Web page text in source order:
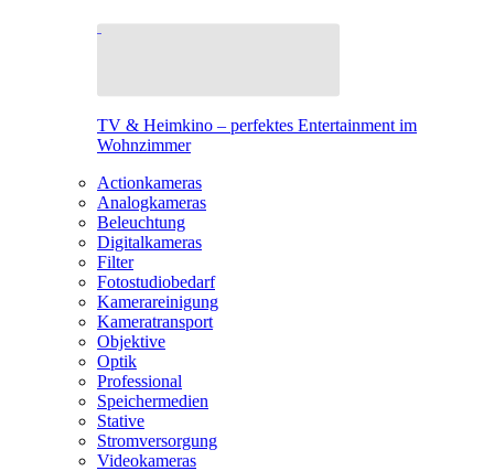
TV & Heimkino – perfektes Entertainment im
Wohnzimmer
Actionkameras
Analogkameras
Beleuchtung
Digitalkameras
Filter
Fotostudiobedarf
Kamerareinigung
Kameratransport
Objektive
Optik
Professional
Speichermedien
Stative
Stromversorgung
Videokameras